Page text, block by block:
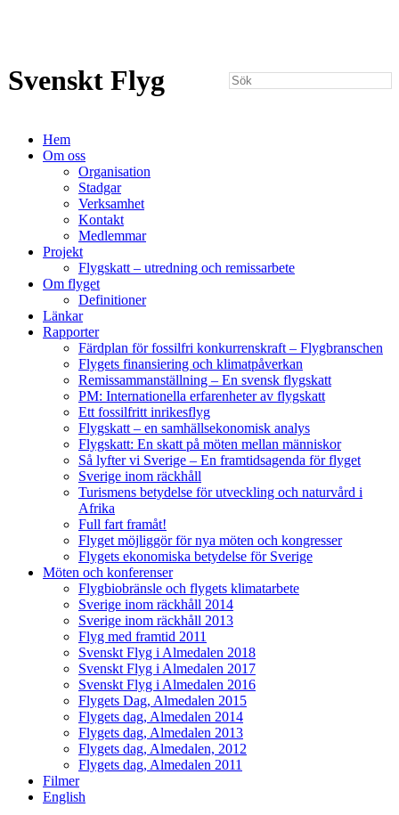
Svenskt Flyg
Hem
Om oss
Organisation
Stadgar
Verksamhet
Kontakt
Medlemmar
Projekt
Flygskatt – utredning och remissarbete
Om flyget
Definitioner
Länkar
Rapporter
Färdplan för fossilfri konkurrenskraft – Flygbranschen
Flygets finansiering och klimatpåverkan
Remissammanställning – En svensk flygskatt
PM: Internationella erfarenheter av flygskatt
Ett fossilfritt inrikesflyg
Flygskatt – en samhällsekonomisk analys
Flygskatt: En skatt på möten mellan människor
Så lyfter vi Sverige – En framtidsagenda för flyget
Sverige inom räckhåll
Turismens betydelse för utveckling och naturvård i
Afrika
Full fart framåt!
Flyget möjliggör för nya möten och kongresser
Flygets ekonomiska betydelse för Sverige
Möten och konferenser
Flygbiobränsle och flygets klimatarbete
Sverige inom räckhåll 2014
Sverige inom räckhåll 2013
Flyg med framtid 2011
Svenskt Flyg i Almedalen 2018
Svenskt Flyg i Almedalen 2017
Svenskt Flyg i Almedalen 2016
Flygets Dag, Almedalen 2015
Flygets dag, Almedalen 2014
Flygets dag, Almedalen 2013
Flygets dag, Almedalen, 2012
Flygets dag, Almedalen 2011
Filmer
English